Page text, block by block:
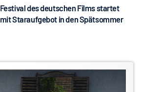
Festival des deutschen Films startet
mit Staraufgebot in den Spätsommer